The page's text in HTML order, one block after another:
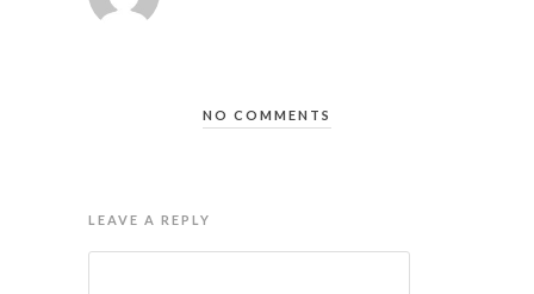
NO COMMENTS
LEAVE A REPLY